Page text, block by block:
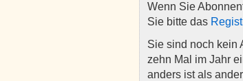
Wenn Sie
Sie bitte das
Sie sind noch kein
zehn Mal im Jahr
anders ist als